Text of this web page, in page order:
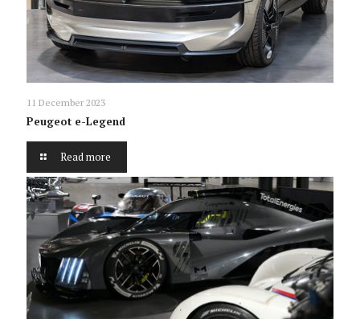
11 December 2023
Peugeot e-Legend
Read more